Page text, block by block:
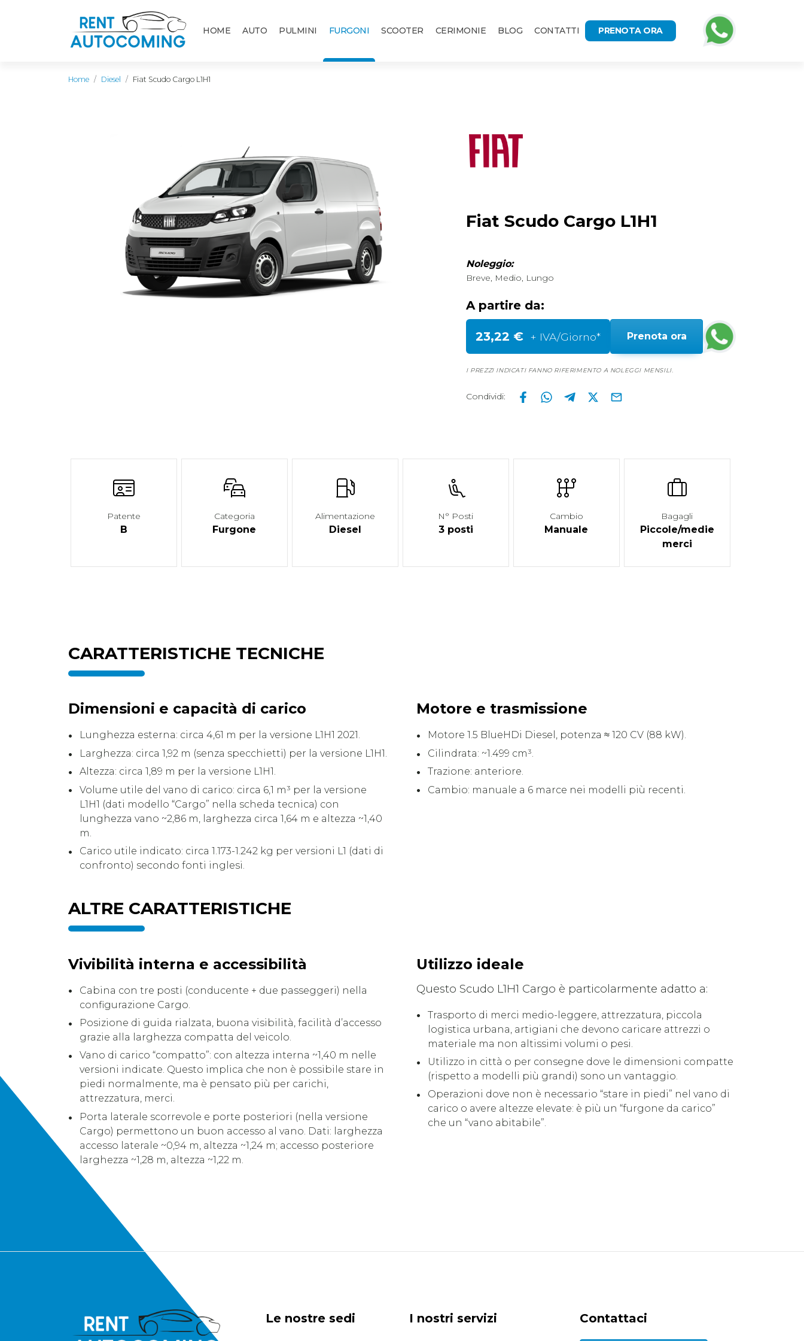
HOME AUTO PULMINI FURGONI SCOOTER CERIMONIE BLOG CONTATTI PRENOTA ORA
Home Diesel Fiat Scudo Cargo L1H1
Fiat Scudo Cargo L1H1
Noleggio:
Breve, Medio, Lungo
A partire da:
23,22 € + IVA/Giorno* Prenota ora
I PREZZI INDICATI FANNO RIFERIMENTO A NOLEGGI MENSILI.
Condividi:
Patente
B
Categoria
Furgone
Alimentazione
Diesel
N° Posti
3 posti
Cambio
Manuale
Bagagli
Piccole/medie
merci
CARATTERISTICHE TECNICHE
Dimensioni e capacità di carico
Lunghezza esterna: circa 4,61 m per la versione L1H1 2021.
Larghezza: circa 1,92 m (senza specchietti) per la versione L1H1.
Altezza: circa 1,89 m per la versione L1H1.
Volume utile del vano di carico: circa 6,1 m³ per la versione
L1H1 (dati modello “Cargo” nella scheda tecnica) con
lunghezza vano ~2,86 m, larghezza circa 1,64 m e altezza ~1,40
m.
Carico utile indicato: circa 1.173-1.242 kg per versioni L1 (dati di
confronto) secondo fonti inglesi.
Motore e trasmissione
Motore 1.5 BlueHDi Diesel, potenza ≈ 120 CV (88 kW).
Cilindrata: ~1.499 cm³.
Trazione: anteriore.
Cambio: manuale a 6 marce nei modelli più recenti.
ALTRE CARATTERISTICHE
Vivibilità interna e accessibilità
Cabina con tre posti (conducente + due passeggeri) nella
configurazione Cargo.
Posizione di guida rialzata, buona visibilità, facilità d’accesso
grazie alla larghezza compatta del veicolo.
Vano di carico “compatto”: con altezza interna ~1,40 m nelle
versioni indicate. Questo implica che non è possibile stare in
piedi normalmente, ma è pensato più per carichi,
attrezzatura, merci.
Porta laterale scorrevole e porte posteriori (nella versione
Cargo) permettono un buon accesso al vano. Dati: larghezza
accesso laterale ~0,94 m, altezza ~1,24 m; accesso posteriore
larghezza ~1,28 m, altezza ~1,22 m.
Utilizzo ideale
Questo Scudo L1H1 Cargo è particolarmente adatto a:
Trasporto di merci medio-leggere, attrezzatura, piccola
logistica urbana, artigiani che devono caricare attrezzi o
materiale ma non altissimi volumi o pesi.
Utilizzo in città o per consegne dove le dimensioni compatte
(rispetto a modelli più grandi) sono un vantaggio.
Operazioni dove non è necessario “stare in piedi” nel vano di
carico o avere altezze elevate: è più un “furgone da carico”
che un “vano abitabile”.
Le nostre sedi I nostri servizi Contattaci